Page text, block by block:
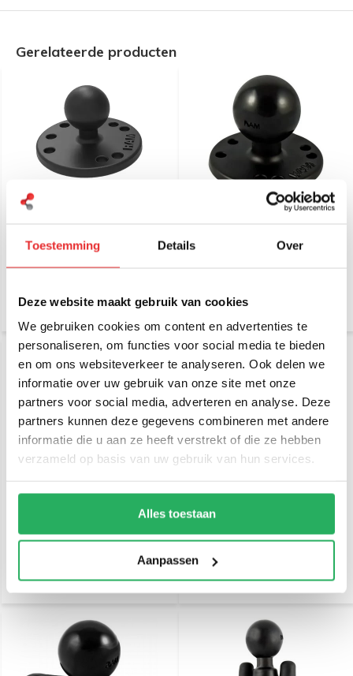
Toestemming Details Over
Deze website maakt gebruik van cookies
We gebruiken cookies om content en advertenties te
personaliseren, om functies voor social media te bieden
en om ons websiteverkeer te analyseren. Ook delen we
informatie over uw gebruik van onze site met onze
partners voor social media, adverteren en analyse. Deze
partners kunnen deze gegevens combineren met andere
informatie die u aan ze heeft verstrekt of die ze hebben
verzameld op basis van uw gebruik van hun services.
Alles toestaan
Aanpassen
Gerelateerde producten
RAM Mount B-Kogel (25
€ 13,95Incl. btw
RAM Mount aluminium C-
Claw™ B-Kogel RAP-B-
€ 46,95Incl. btw
Claw™ C-Kogel RAP-400U
€ 62,95Incl. btw
€ 52,02 Excl. btw